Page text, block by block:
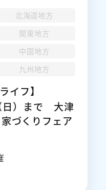
北海道地方
関東地方
中国地方
九州地方
イフ】
日）まで 大津
づくりフェア